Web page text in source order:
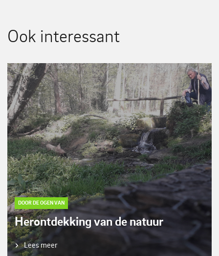
Ook interessant
DOOR DE OGEN VAN
Herontdekking van de natuur
Lees meer